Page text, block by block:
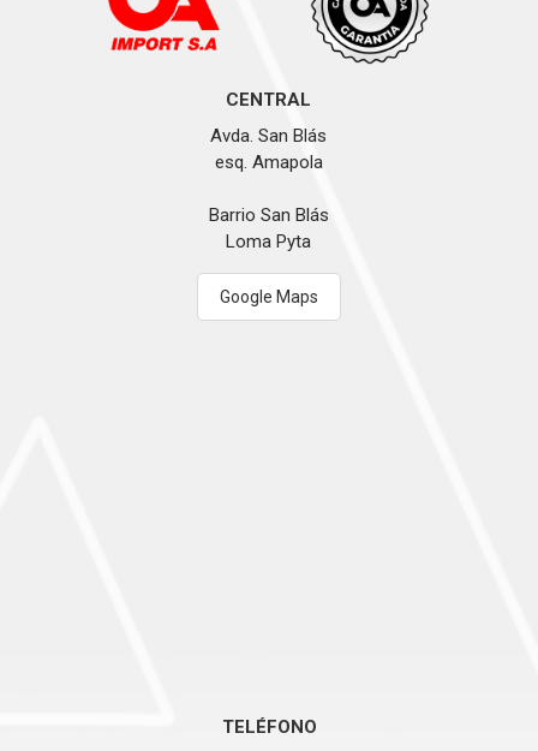
CENTRAL
Avda. San Blás
esq. Amapola
Barrio San Blás
Loma Pyta
Google Maps
TELÉFONO